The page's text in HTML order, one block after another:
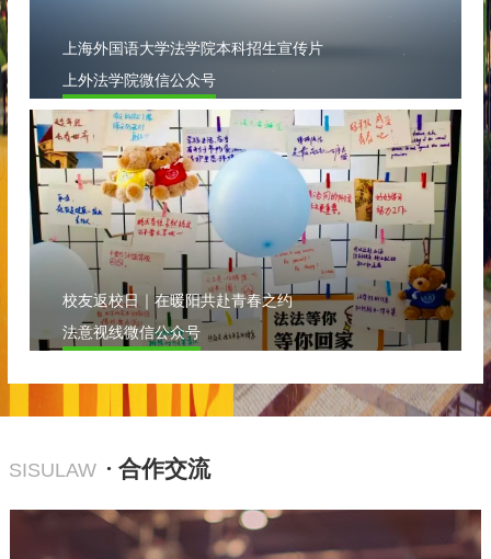
上海外国语大学法学院本科招生宣传片
上外法学院微信公众号
校友返校日｜在暖阳共赴青春之约
法意视线微信公众号
SISULAW · 合作交流